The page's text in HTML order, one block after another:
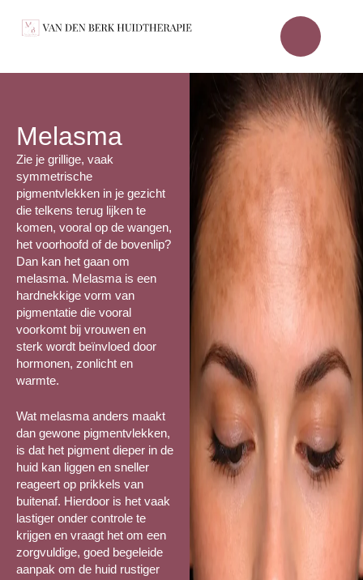
Melasma
Zie je grillige, vaak
symmetrische
pigmentvlekken in je gezicht
die telkens terug lijken te
komen, vooral op de wangen,
het voorhoofd of de bovenlip?
Dan kan het gaan om
melasma. Melasma is een
hardnekkige vorm van
pigmentatie die vooral
voorkomt bij vrouwen en
sterk wordt beïnvloed door
hormonen, zonlicht en
warmte.
Wat melasma anders maakt
dan gewone pigmentvlekken,
is dat het pigment dieper in de
huid kan liggen en sneller
reageert op prikkels van
buitenaf. Hierdoor is het vaak
lastiger onder controle te
krijgen en vraagt het om een
zorgvuldige, goed begeleide
aanpak om de huid rustiger